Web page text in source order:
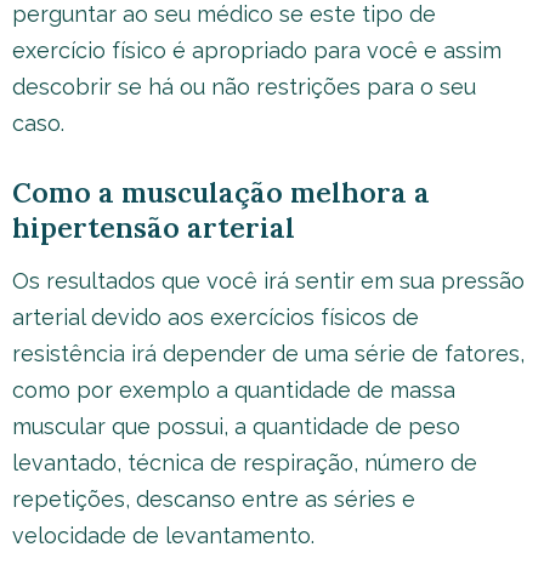
perguntar ao seu médico se este tipo de
exercício físico é apropriado para você e assim
descobrir se há ou não restrições para o seu
caso.
Como a musculação melhora a
hipertensão arterial
Os resultados que você irá sentir em sua pressão
arterial devido aos exercícios físicos de
resistência irá depender de uma série de fatores,
como por exemplo a quantidade de massa
muscular que possui, a quantidade de peso
levantado, técnica de respiração, número de
repetições, descanso entre as séries e
velocidade de levantamento.